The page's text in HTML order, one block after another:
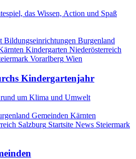
das Wissen, Action und Spaß
Bildungseinrichtungen Burgenland
Kindergarten Niederösterreich
Vorarlberg Wien
Kindergartenjahr
um Klima und Umwelt
Gemeinden Kärnten
Salzburg Startsite News Steiermark